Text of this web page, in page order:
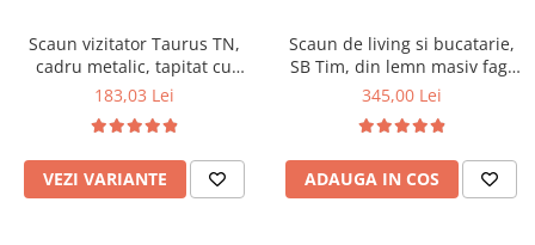
Saltele cu arcuri impachetate
individual
Saltele Memory Pocket
Saltele Memory Foam
Saltele Memory Pocket
Saltele cu plasa arcuri
Paturi
Seturi de pat si saltea
Masute de toaleta
Mobilier living
Scaune pentru living
Scaune birou
Scaune profesionale
Scaune resigilate
Scaun vizitator Taurus TN,
cadru metalic, tapitat cu
stofa, stivuibil, 120 kg, negru
183,03 Lei
VEZI VARIANTE
Scaun de living si bucatarie,
SB Tim, din lemn masiv fag,
tapiterie stofa, lacuit, 120 kg,
345,00 Lei
ADAUGA IN COS